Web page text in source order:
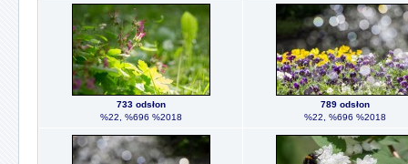
733 odsłon
%22, %696 %2018
789 odsłon
%22, %696 %2018